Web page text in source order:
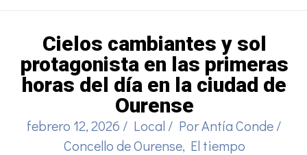
Cielos cambiantes y sol
protagonista en las primeras
horas del día en la ciudad de
Ourense
febrero 12, 2026 / Local / PorAntía Conde/
Concello de Ourense, El tiempo